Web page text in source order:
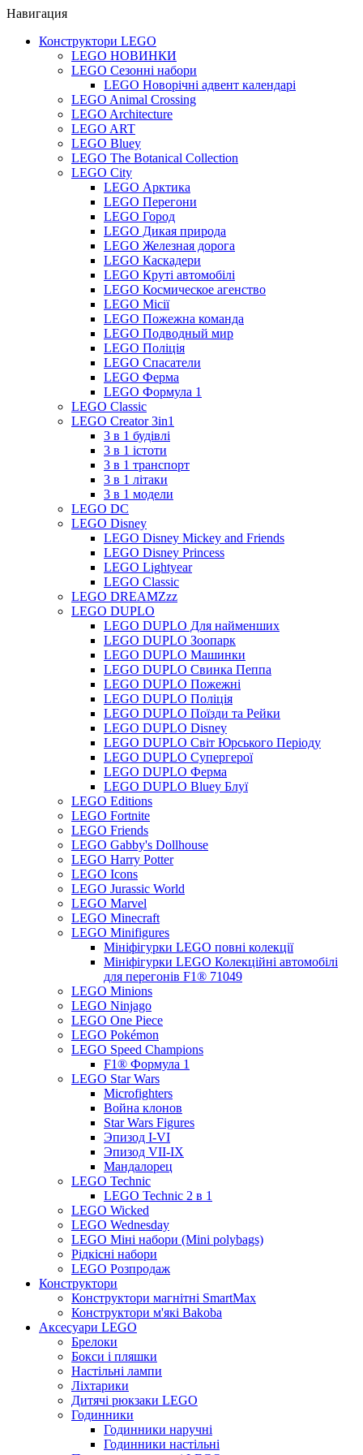
Навигация
Конструктори LEGO
LEGO НОВИНКИ
LEGO Сезонні набори
LEGO Новорічні адвент календарі
LEGO Animal Crossing
LEGO Architecture
LEGO ART
LEGO Bluey
LEGO The Botanical Collection
LEGO City
LEGO Арктика
LEGO Перегони
LEGO Город
LEGO Дикая природа
LEGO Железная дорога
LEGO Каскадери
LEGO Круті автомобілі
LEGO Космическое агенство
LEGO Місії
LEGO Пожежна команда
LEGO Подводный мир
LEGO Поліція
LEGO Спасатели
LEGO Ферма
LEGO Формула 1
LEGO Classic
LEGO Creator 3in1
3 в 1 будівлі
3 в 1 істоти
3 в 1 транспорт
3 в 1 літаки
3 в 1 модели
LEGO DC
LEGO Disney
LEGO Disney Mickey and Friends
LEGO Disney Princess
LEGO Lightyear
LEGO Classic
LEGO DREAMZzz
LEGO DUPLO
LEGO DUPLO Для найменших
LEGO DUPLO Зоопарк
LEGO DUPLO Машинки
LEGO DUPLO Свинка Пеппа
LEGO DUPLO Пожежні
LEGO DUPLO Поліція
LEGO DUPLO Поїзди та Рейки
LEGO DUPLO Disney
LEGO DUPLO Світ Юрського Періоду
LEGO DUPLO Супергерої
LEGO DUPLO Ферма
LEGO DUPLO Bluey Блуї
LEGO Editions
LEGO Fortnite
LEGO Friends
LEGO Gabby's Dollhouse
LEGO Harry Potter
LEGO Icons
LEGO Jurassic World
LEGO Marvel
LEGO Minecraft
LEGO Minifigures
Мініфігурки LEGO повні колекції
Мініфігурки LEGO Колекційні автомобілі
для перегонів F1® 71049
LEGO Minions
LEGO Ninjago
LEGO One Piece
LEGO Pokémon
LEGO Speed Champions
F1® Формула 1
LEGO Star Wars
Microfighters
Война клонов
Star Wars Figures
Эпизод I-VI
Эпизод VII-IX
Мандалорец
LEGO Technic
LEGO Technic 2 в 1
LEGO Wicked
LEGO Wednesday
LEGO Міні набори (Mini polybags)
Рідкісні набори
LEGO Розпродаж
Конструктори
Конструктори магнітні SmartMax
Конструктори м'які Bakoba
Аксесуари LEGO
Брелоки
Бокси і пляшки
Настільні лампи
Ліхтарики
Дитячі рюкзаки LEGO
Годинники
Годинники наручні
Годинники настільні